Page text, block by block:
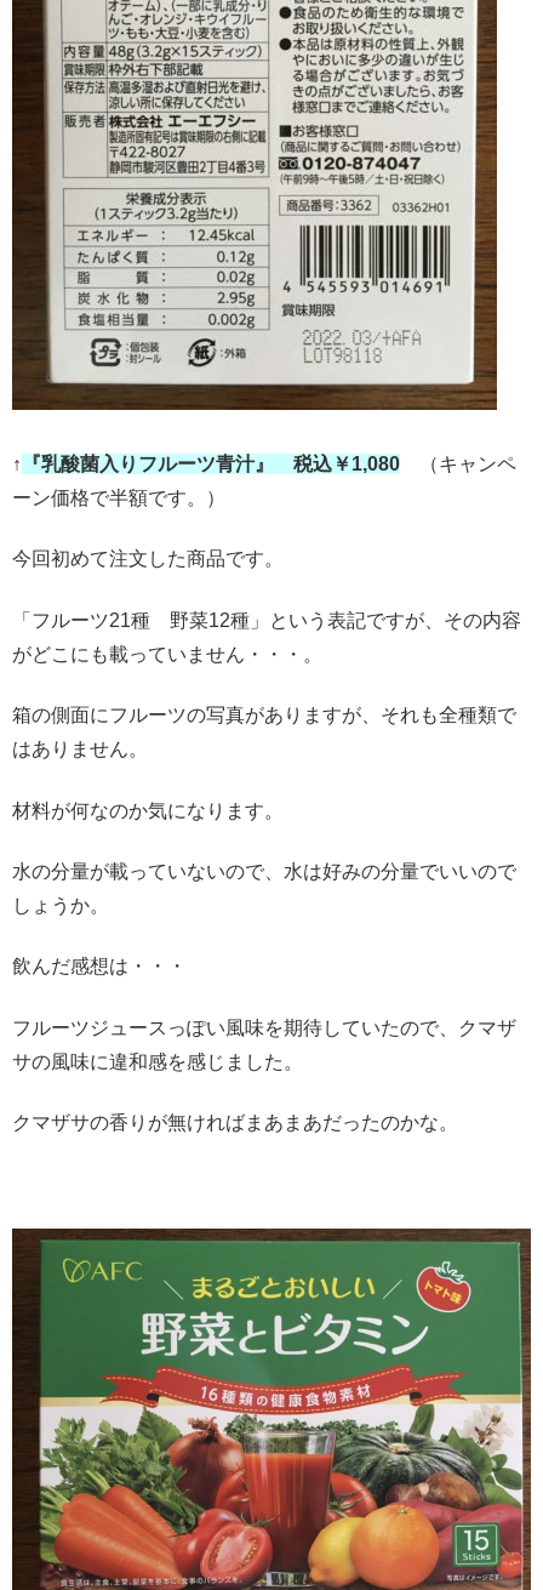
↑ 『乳酸菌入りフルーツ青汁』 税込￥1,080 （キャンペ
ーン価格で半額です。）
今回初めて注文した商品です。
「フルーツ21種 野菜12種」という表記ですが、その内容
がどこにも載っていません・・・。
箱の側面にフルーツの写真がありますが、それも全種類で
はありません。
材料が何なのか気になります。
水の分量が載っていないので、水は好みの分量でいいので
しょうか。
飲んだ感想は・・・
フルーツジュースっぽい風味を期待していたので、クマザ
サの風味に違和感を感じました。
クマザサの香りが無ければまあまあだったのかな。